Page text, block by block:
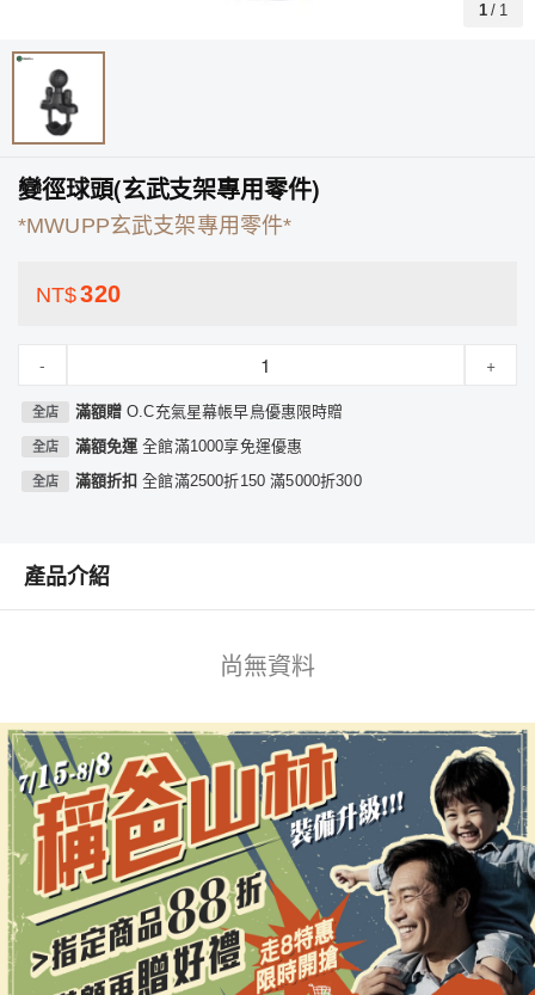
1 / 1
變徑球頭(玄武支架專用零件)
*MWUPP玄武支架專用零件*
NT$320
- +
全店 滿額贈O.C充氣星幕帳早鳥優惠限時贈
全店 滿額免運全館滿1000享免運優惠
全店 滿額折扣全館滿2500折150 滿5000折300
產品介紹
尚無資料